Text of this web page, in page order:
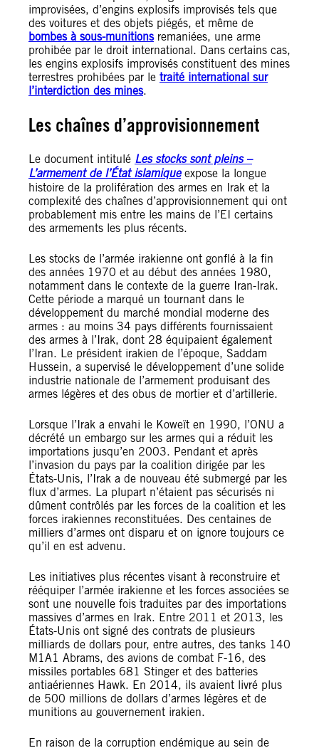
improvisées, d’engins explosifs improvisés tels que
des voitures et des objets piégés, et même de
bombes à sous-munitionsremaniées, une arme
prohibée par le droit international. Dans certains cas,
les engins explosifs improvisés constituent des mines
terrestres prohibées par le traité international sur
l’interdiction des mines.
Les chaînes d’approvisionnement
Le document intitulé Les stocks sont pleins –
L’armement de l’État islamique expose la longue
histoire de la prolifération des armes en Irak et la
complexité des chaînes d’approvisionnement qui ont
probablement mis entre les mains de l’EI certains
des armements les plus récents.
Les stocks de l’armée irakienne ont gonflé à la fin
des années 1970 et au début des années 1980,
notamment dans le contexte de la guerre Iran-Irak.
Cette période a marqué un tournant dans le
développement du marché mondial moderne des
armes : au moins 34 pays différents fournissaient
des armes à l’Irak, dont 28 équipaient également
l’Iran. Le président irakien de l’époque, Saddam
Hussein, a supervisé le développement d’une solide
industrie nationale de l’armement produisant des
armes légères et des obus de mortier et d’artillerie.
Lorsque l’Irak a envahi le Koweït en 1990, l’ONU a
décrété un embargo sur les armes qui a réduit les
importations jusqu’en 2003. Pendant et après
l’invasion du pays par la coalition dirigée par les
États-Unis, l’Irak a de nouveau été submergé par les
flux d’armes. La plupart n’étaient pas sécurisés ni
dûment contrôlés par les forces de la coalition et les
forces irakiennes reconstituées. Des centaines de
milliers d’armes ont disparu et on ignore toujours ce
qu’il en est advenu.
Les initiatives plus récentes visant à reconstruire et
rééquiper l’armée irakienne et les forces associées se
sont une nouvelle fois traduites par des importations
massives d’armes en Irak. Entre 2011 et 2013, les
États-Unis ont signé des contrats de plusieurs
milliards de dollars pour, entre autres, des tanks 140
M1A1 Abrams, des avions de combat F-16, des
missiles portables 681 Stinger et des batteries
antiaériennes Hawk. En 2014, ils avaient livré plus
de 500 millions de dollars d’armes légères et de
munitions au gouvernement irakien.
En raison de la corruption endémique au sein de